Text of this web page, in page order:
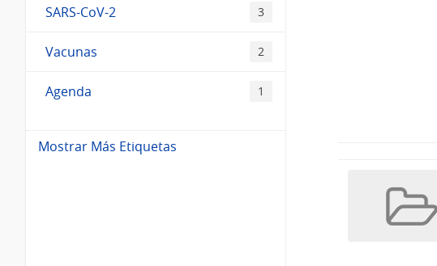
SARS-CoV-2 3
Vacunas 2
Agenda 1
Mostrar Más Etiquetas